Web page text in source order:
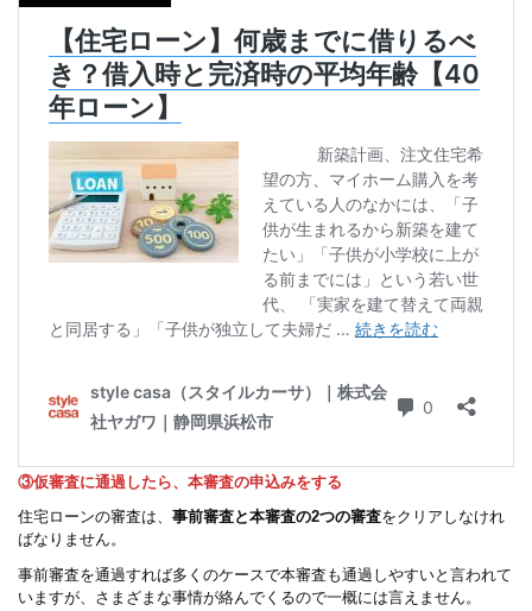
③仮審査に通過したら、本審査の申込みをする
住宅ローンの審査は、 事前審査と本審査の2つの審査をクリアしなけれ
ばなりません。
事前審査を通過すれば多くのケースで本審査も通過しやすいと言われて
いますが、さまざまな事情が絡んでくるので一概には言えません。